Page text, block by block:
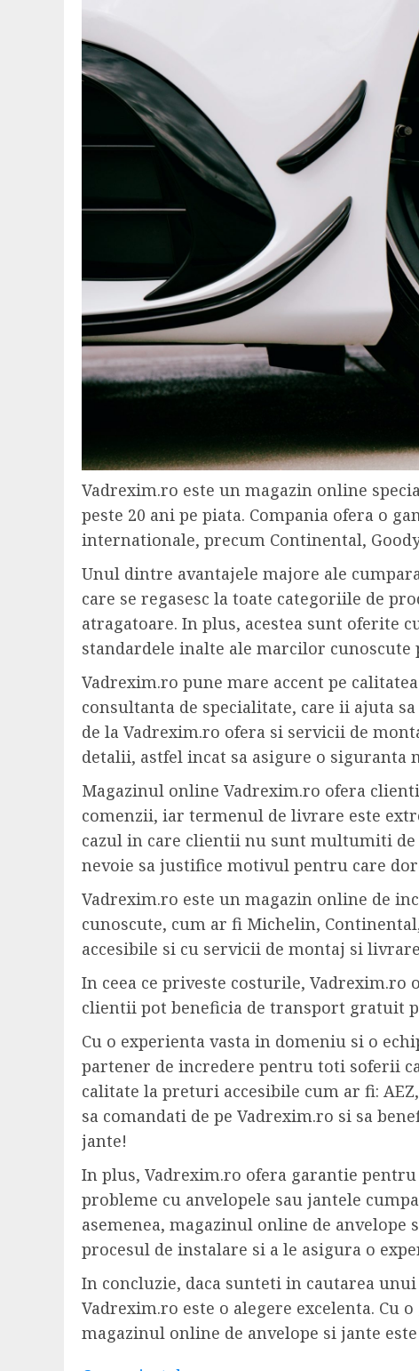
Vadrexim.ro este un magazin online
peste 20 ani pe piata. Compania ofera o
internationale, precum Continental,
Unul dintre avantajele majore ale
care se regasesc la toate categoriile de
atragatoare. In plus, acestea sunt oferite
standardele inalte ale marcilor cunoscute
Vadrexim.ro pune mare accent pe
consultanta de specialitate, care ii ajuta
de la Vadrexim.ro ofera si servicii de
detalii, astfel incat sa asigure o siguranta
Magazinul online Vadrexim.ro ofera
comenzii, iar termenul de livrare este
cazul in care clientii nu sunt multumiti de
nevoie sa justifice motivul pentru care
Vadrexim.ro este un magazin online de
cunoscute, cum ar fi Michelin,
accesibile si cu servicii de montaj si
In ceea ce priveste costurile,
clientii pot beneficia de transport gratuit
Cu o experienta vasta in domeniu si o
partener de incredere pentru toti soferii
calitate la preturi accesibile cum ar fi:
sa comandati de pe Vadrexim.ro si sa
jante!
In plus, Vadrexim.ro ofera garantie
probleme cu anvelopele sau jantele
asemenea, magazinul online de
procesul de instalare si a le asigura o
In concluzie, daca sunteti in cautarea
Vadrexim.ro este o alegere excelenta.
magazinul online de anvelope si jante